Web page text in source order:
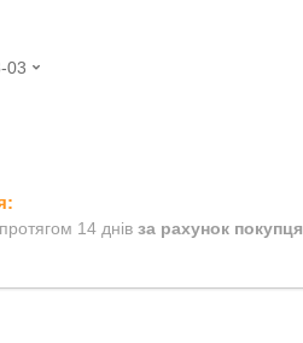
03
14 днів за рахунок покупця